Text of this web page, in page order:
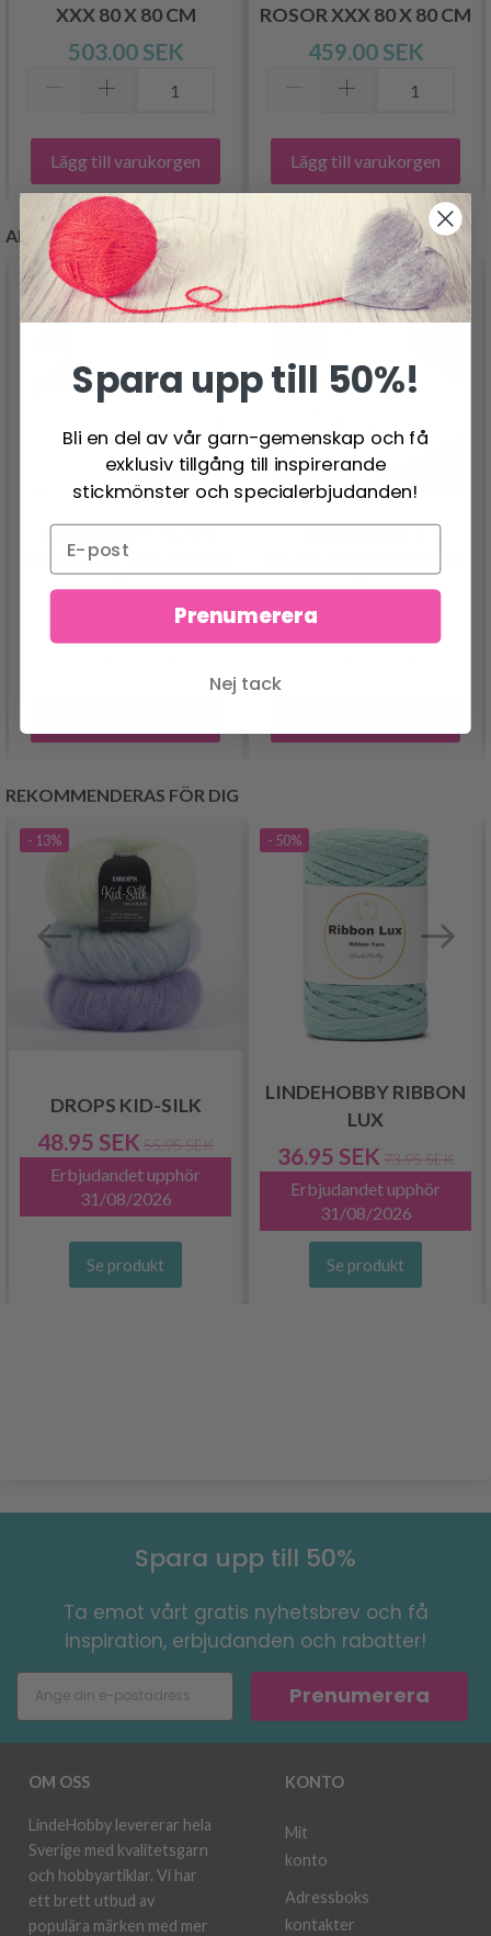
XXX 80 X 80 CM
503.00 SEK
Lägg till varukorgen
ROSOR XXX 80 X 80 CM
459.00 SEK
Lägg till varukorgen
ANDRA KUNDER KÖPTE
BRODERIKIT ROSA
BLOMMOR XXX 40 X 80
CM
371.00 SEK
BRODERIKIT
CM
503.00 SEK
REKOMMENDERAS FÖR DIG
- 13%
DROPS KID-SILK
48.95 SEK 55.95 SEK
Erbjudandet upphör
31/08/2026
Se produkt
- 50%
LINDEHOBBY RIBBON
LUX
36.95 SEK 73.95 SEK
Erbjudandet upphör
31/08/2026
Se produkt
Spara upp till 50%
Ta emot vårt gratis nyhetsbrev och få
inspiration, erbjudanden och rabatter!
Prenumerera
OM OSS
LindeHobby levererar hela
Sverige med kvalitetsgarn
och hobbyartiklar. Vi har
ett brett utbud av
populära märken med mer
KONTO
Mit
konto
Adressboks
kontakter
Spara upp till 50%!
Bli en del av vår garn-gemenskap och få
exklusiv tillgång till inspirerande
stickmönster och specialerbjudanden!
Prenumerera
Nej tack